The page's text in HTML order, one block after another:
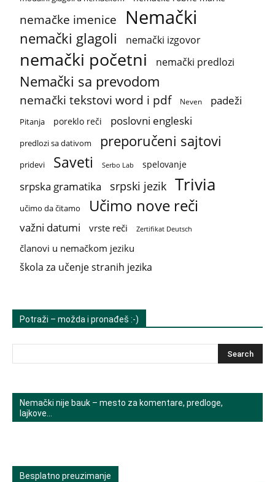
nemačke imenice Nemački
nemački glagoli nemački izgovor
nemački početni nemački predlozi
Nemački sa prevodom
nemački tekstovi word i pdf Neven padeži
Pitanja poreklo reči poslovni engleski
predlozi sa dativom preporučeni sajtovi
pridevi Saveti Serbo Lab spelovanje
srpska gramatika srpski jezik Trivia
učimo da čitamo Učimo nove reči
važni datumi vrste reči Zertifikat Deutsch
članovi u nemačkom jeziku
škola za učenje stranih jezika
Potraži – možda i pronađeš :-)
Nemački nije bauk – mesto za komentare, predloge,
lajkove…
Besplatno preuzimanje